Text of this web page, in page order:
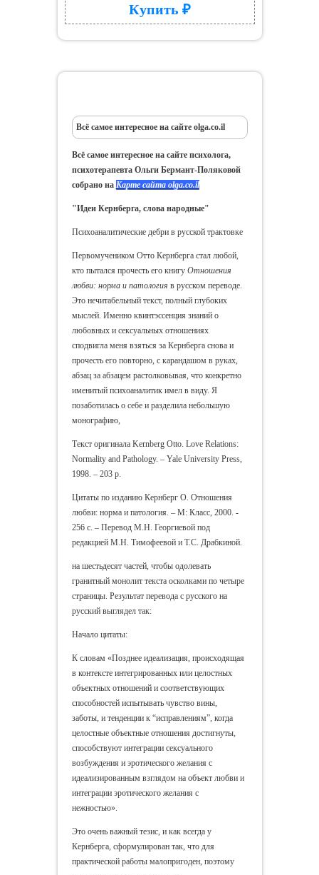
Купить ₽
Всё самое интересное на сайте olga.co.il
Всё самое интересное на сайте психолога,
психотерапевта Ольги Бермант-Поляковой
собрано на Карте сайта olga.co.il
"Идеи Кернберга, слова народные"
Психоаналитические дебри в русской трактовке
Первомучеником Отто Кернберга стал любой,
кто пытался прочесть его книгу Отношения
любви: норма и патология в русском переводе.
Это нечитабельный текст, полный глубоких
мыслей. Именно квинтэссенция знаний о
любовных и сексуальных отношениях
сподвигла меня взяться за Кернберга снова и
прочесть его повторно, с карандашом в руках,
абзац за абзацем растолковывая, что конкретно
именитый психоаналитик имел в виду. Я
позаботилась о себе и разделила небольшую
монографию,
Текст оригинала Kernberg Otto. Love Relations:
Normality and Pathology. – Yale University Press,
1998. – 203 p.
Цитаты по изданию Кернберг О. Отношения
любви: норма и патология. – М: Класс, 2000. -
256 с. – Перевод М.Н. Георгиевой под
редакцией М.Н. Тимофеевой и Т.С. Драбкиной.
на шестьдесят частей, чтобы одолевать
гранитный монолит текста осколками по четыре
страницы. Результат перевода с русского на
русский выглядел так:
Начало цитаты:
К словам «Позднее идеализация, происходящая
в контексте интегрированных или целостных
объектных отношений и соответствующих
способностей испытывать чувство вины,
заботы, и тенденции к “исправлениям”, когда
целостные объектные отношения достигнуты,
способствуют интеграции сексуального
возбуждения и эротического желания с
идеализированным взглядом на объект любви и
интеграции эротического желания с
нежностью».
Это очень важный тезис, и как всегда у
Кернберга, сформулирован так, что для
практической работы малопригоден, поэтому